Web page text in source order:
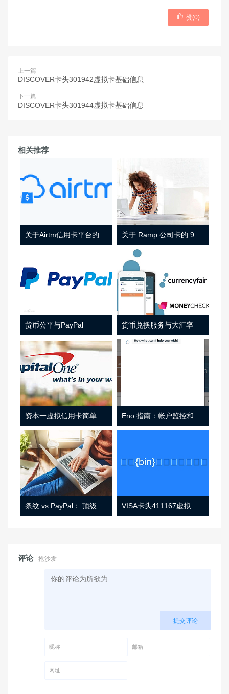
 赞(0)
上一篇
DISCOVER卡头301942虚拟卡基础信息
下一篇
DISCOVER卡头301944虚拟卡基础信息
相关推荐
货币公平与PayPal 货币兑换服务与大汇率
资本一虚拟信用卡简单介绍
条纹 vs PayPal： 顶级功能， 定价 （和更多！ VISA卡头411167虚拟卡基础信息
评论 抢沙发
提交评论